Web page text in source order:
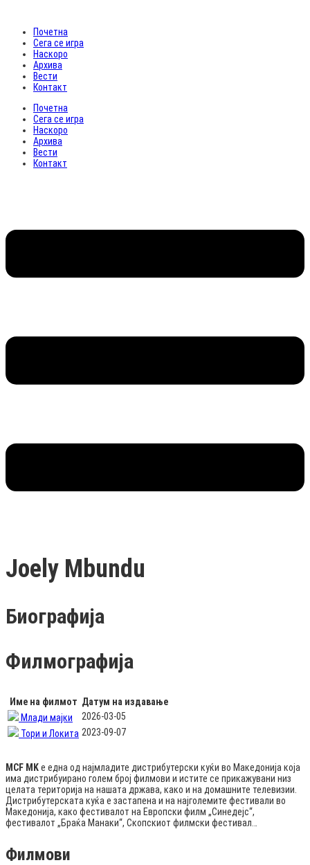
Почетна
Сега се игра
Наскоро
Архива
Вести
Контакт
Почетна
Сега се игра
Наскоро
Архива
Вести
Контакт
Joely Mbundu
Биографија
Филмографија
Име на филмот Датум на издавање
Млади мајки
2026-03-05
Тори и Локита 2023-09-07
MCF MKе една од најмладите дистрибутерски куќи во Македонија која
има дистрибуирано голем број филмови и истите се прикажувани низ
целата територија на нашата држава, како и на домашните телевизии.
Дистрибутерската куќа е застапена и на најголемите фестивали во
Македонија, како фестивалот на Европски филм „Синедејс“,
фестивалот „Браќа Манаки“, Скопскиот филмски фестивал…
Филмови